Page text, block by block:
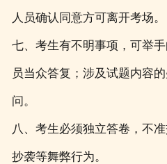
人员确认同意方可离开考场。
七、考生有不明事项，可举
员当众答复；涉及试题内容
问。
八、考生必须独立答卷，不
抄袭等舞弊行为。